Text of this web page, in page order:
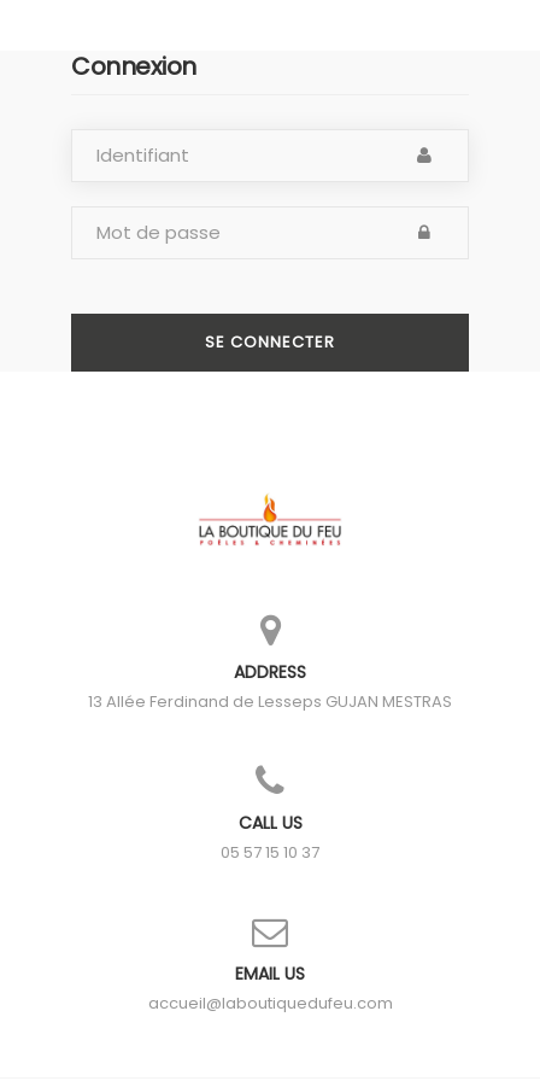
Connexion
SE CONNECTER
ADDRESS
13 Allée Ferdinand de Lesseps GUJAN MESTRAS
CALL US
05 57 15 10 37
EMAIL US
accueil@laboutiquedufeu.com